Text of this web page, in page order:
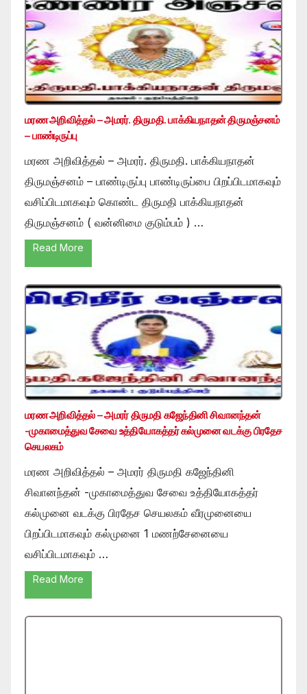
மரண அறிவித்தல் – அமரர். திருமதி. பாக்கியநாதன் திருமஞ்சனம்
– பாண்டிருப்பு
மரண அறிவித்தல் – அமரர். திருமதி. பாக்கியநாதன்
திருமஞ்சனம் – பாண்டிருப்பு பாண்டிருப்பை பிறப்பிடமாகவும்
வசிப்பிடமாகவும் கொண்ட திருமதி பாக்கியநாதன்
திருமஞ்சனம் ( வன்னிமை குடும்பம் ) …
Read More
மரண அறிவித்தல் – அமரர் திருமதி கஜேந்தினி சிவானந்தன்
-முகாமைத்துவ சேவை உத்தியோகத்தர் கல்முனை வடக்கு பிரதேச
செயலகம்
மரண அறிவித்தல் – அமரர் திருமதி கஜேந்தினி
சிவானந்தன் -முகாமைத்துவ சேவை உத்தியோகத்தர்
கல்முனை வடக்கு பிரதேச செயலகம் வீரமுனையை
பிறப்பிடமாகவும் கல்முனை 1 மணற்சேனையை
வசிப்பிடமாகவும் …
Read More